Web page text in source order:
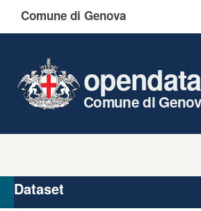
Comune di Genova
opendata
Comune di
Organizzazioni
Gruppi
Dataset